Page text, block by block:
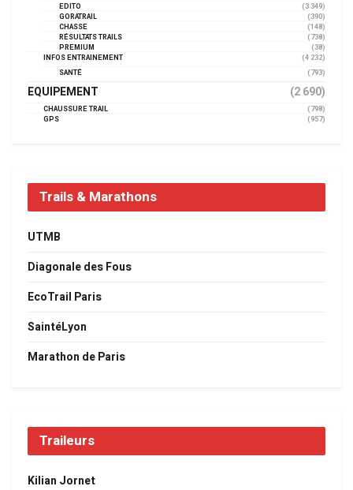
EDITO
(3 349)
GORATRAIL
(390)
CHASSE
(148)
RÉSULTATS TRAILS
(738)
PREMIUM
(38)
INFOS ENTRAINEMENT
(4 232)
SANTÉ
(793)
EQUIPEMENT (2 690)
CHAUSSURE TRAIL
(798)
GPS
(957)
Trails & Marathons
UTMB
Diagonale des Fous
EcoTrail Paris
SaintéLyon
Marathon de Paris
Traileurs
Kilian Jornet